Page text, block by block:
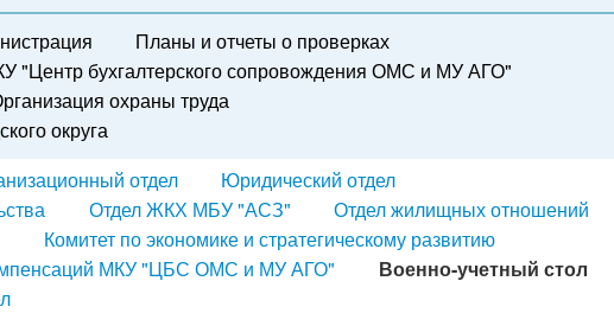
Планы и отчеты о проверках
"Центр бухгалтерского сопровождения ОМС и МУ АГО"
охраны труда
округа
отдел
Юридический отдел
Отдел ЖКХ МБУ "АСЗ"
Отдел жилищных отношений
Комитет по экономике и стратегическому развитию
МКУ "ЦБС ОМС и МУ АГО"
Военно-учетный стол